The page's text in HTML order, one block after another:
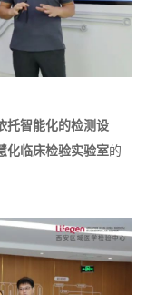
托智能化的检测设
化临床检验实验室的